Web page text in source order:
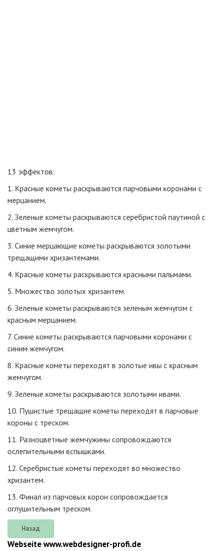
13 эффектов:
1. Красные кометы раскрываются парчовыми коронами с
мерцанием.
2. Зеленые кометы раскрываются серебристой паутиной с
цветным жемчугом.
3. Синие мерцающие кометы раскрываются золотыми
трещащими хризантемами.
4. Красные кометы раскрываются красными пальмами.
5. Множество золотых хризантем.
6. Зеленые кометы раскрываются зеленым жемчугом с
красным мерцанием.
7. Синие кометы раскрываются парчовыми коронами с
синим жемчугом.
8. Красные кометы переходят в золотые ивы с красным
жемчугом.
9. Зеленые кометы раскрываются золотыми ивами.
10. Пушистые трещащие кометы переходят в парчовые
короны с треском.
11. Разноцветные жемчужины сопровождаются
ослепительными вспышками.
12. Серебристые кометы переходят во множество
хризантем.
13. Финал из парчовых корон сопровождается
оглушительным треском.
Webseite www.webdesigner-profi.de